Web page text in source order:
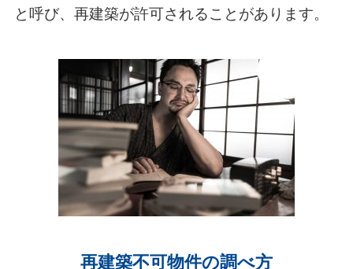
と呼び、再建築が許可されることがあります。
再建築不可物件の調べ方